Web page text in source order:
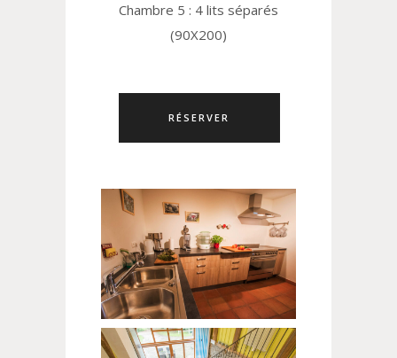
Chambre 5 : 4 lits séparés
(90X200)
RÉSERVER